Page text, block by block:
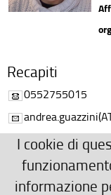
Recapiti
0552755015
Ulteriori Recapiti
0552755015
I cookie di
informazione